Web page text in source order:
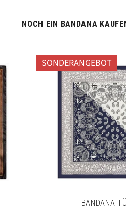
NOCH EIN BANDANA
BANDANA
SONDERANGEBOT